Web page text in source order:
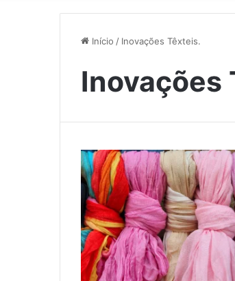
Início / Inovações Têxteis.
Inovações